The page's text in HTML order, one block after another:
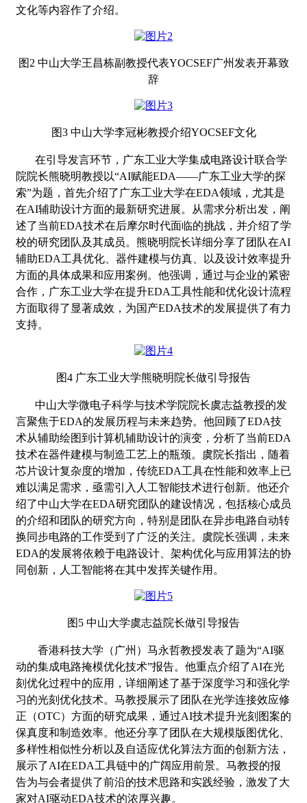
文化等内容作了介绍。
图2 中山大学王昌栋副教授代表YOCSEF广州发表开幕致
辞
图3 中山大学李冠彬教授介绍YOCSEF文化
在引导发言环节，广东工业大学集成电路设计联合学
院院长熊晓明教授以“AI赋能EDA——广东工业大学的探
索”为题，首先介绍了广东工业大学在EDA领域，尤其是
在AI辅助设计方面的最新研究进展。从需求分析出发，阐
述了当前EDA技术在后摩尔时代面临的挑战，并介绍了学
校的研究团队及其成员。熊晓明院长详细分享了团队在AI
辅助EDA工具优化、器件建模与仿真、以及设计效率提升
方面的具体成果和应用案例。他强调，通过与企业的紧密
合作，广东工业大学在提升EDA工具性能和优化设计流程
方面取得了显著成效，为国产EDA技术的发展提供了有力
支持。
图4 广东工业大学熊晓明院长做引导报告
中山大学微电子科学与技术学院院长虞志益教授的发
言聚焦于EDA的发展历程与未来趋势。他回顾了EDA技
术从辅助绘图到计算机辅助设计的演变，分析了当前EDA
技术在器件建模与制造工艺上的瓶颈。虞院长指出，随着
芯片设计复杂度的增加，传统EDA工具在性能和效率上已
难以满足需求，亟需引入人工智能技术进行创新。他还介
绍了中山大学在EDA研究团队的建设情况，包括核心成员
的介绍和团队的研究方向，特别是团队在异步电路自动转
换同步电路的工作受到了广泛的关注。虞院长强调，未来
EDA的发展将依赖于电路设计、架构优化与应用算法的协
同创新，人工智能将在其中发挥关键作用。
图5 中山大学虞志益院长做引导报告
香港科技大学（广州）马永哲教授发表了题为“AI驱
动的集成电路掩模优化技术”报告。他重点介绍了AI在光
刻优化过程中的应用，详细阐述了基于深度学习和强化学
习的光刻优化技术。马教授展示了团队在光学连接效应修
正（OTC）方面的研究成果，通过AI技术提升光刻图案的
保真度和制造效率。他还分享了团队在大规模版图优化、
多样性相似性分析以及自适应优化算法方面的创新方法，
展示了AI在EDA工具链中的广阔应用前景。马教授的报
告为与会者提供了前沿的技术思路和实践经验，激发了大
家对AI驱动EDA技术的浓厚兴趣。